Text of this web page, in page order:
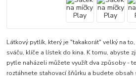
Látkový pytlík, který je "takakorát" velký na
sváču, klíče a lístek do kina. K tomu, abyste
pytle naházeli můžete využít dva způsoby -
roztáhnete stahovací šňůrku a budete obsah